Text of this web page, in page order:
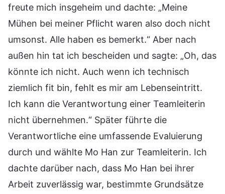
freute mich insgeheim und dachte: „Meine
Mühen bei meiner Pflicht waren also doch nicht
umsonst. Alle haben es bemerkt.“ Aber nach
außen hin tat ich bescheiden und sagte: „Oh, das
könnte ich nicht. Auch wenn ich technisch
ziemlich fit bin, fehlt es mir am Lebenseintritt.
Ich kann die Verantwortung einer Teamleiterin
nicht übernehmen.“ Später führte die
Verantwortliche eine umfassende Evaluierung
durch und wählte Mo Han zur Teamleiterin. Ich
dachte darüber nach, dass Mo Han bei ihrer
Arbeit zuverlässig war, bestimmte Grundsätze